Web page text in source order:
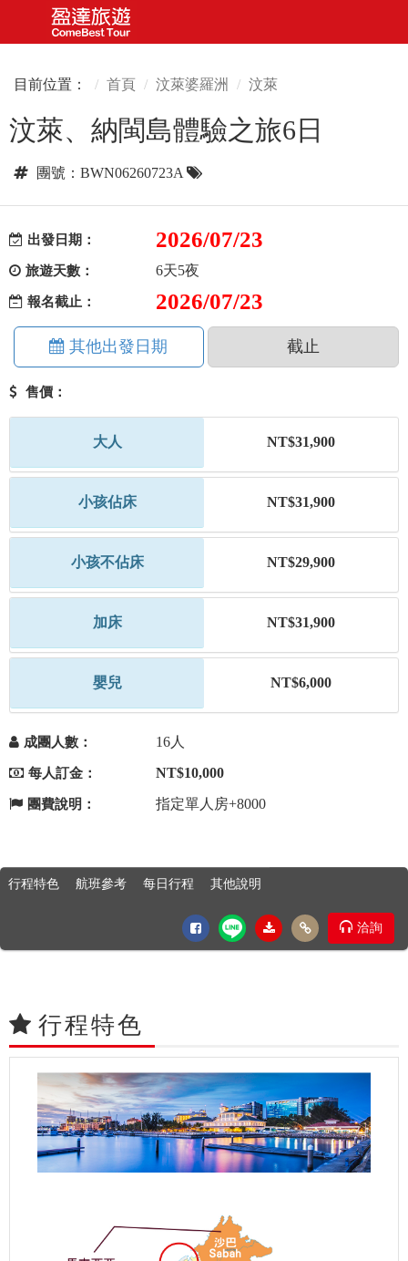
目前位置： 首頁 汶萊婆羅洲 汶萊
汶萊、納閩島體驗之旅6日
團號：BWN06260723A
出發日期： 2026/07/23
旅遊天數： 6天5夜
報名截止： 2026/07/23
其他出發日期 截止
售價：
大人 NT$31,900
小孩佔床 NT$31,900
小孩不佔床 NT$29,900
加床 NT$31,900
嬰兒 NT$6,000
成團人數： 16人
每人訂金： NT$10,000
團費說明： 指定單人房+8000
行程特色 航班參考 每日行程 其他說明
洽詢
行程特色